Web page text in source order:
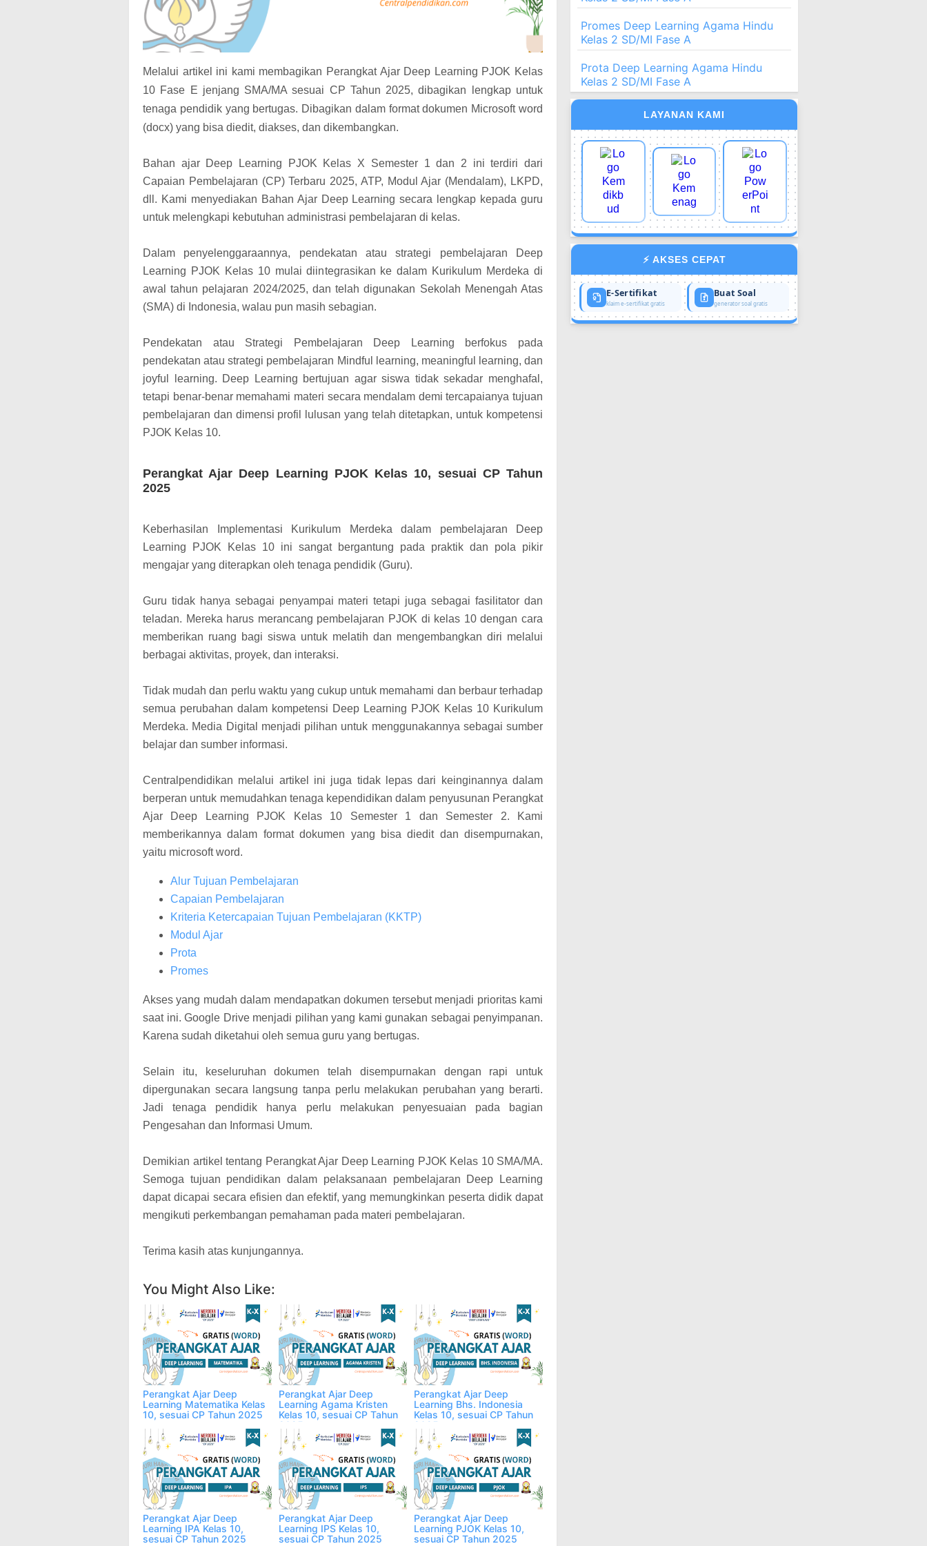
Melalui artikel ini kami membagikan Perangkat Ajar Deep Learning PJOK Kelas
10 Fase E jenjang SMA/MA sesuai CP Tahun 2025, dibagikan lengkap untuk
tenaga pendidik yang bertugas. Dibagikan dalam format dokumen Microsoft word
(docx) yang bisa diedit, diakses, dan dikembangkan.
Bahan ajar Deep Learning PJOK Kelas X Semester 1 dan 2 ini terdiri dari
Capaian Pembelajaran (CP) Terbaru 2025, ATP, Modul Ajar (Mendalam), LKPD,
dll. Kami menyediakan Bahan Ajar Deep Learning secara lengkap kepada guru
untuk melengkapi kebutuhan administrasi pembelajaran di kelas.
Dalam penyelenggaraannya, pendekatan atau strategi pembelajaran Deep
Learning PJOK Kelas 10 mulai diintegrasikan ke dalam Kurikulum Merdeka di
awal tahun pelajaran 2024/2025, dan telah digunakan Sekolah Menengah Atas
(SMA) di Indonesia, walau pun masih sebagian.
Pendekatan atau Strategi Pembelajaran Deep Learning berfokus pada
pendekatan atau strategi pembelajaran Mindful learning, meaningful learning, dan
joyful learning. Deep Learning bertujuan agar siswa tidak sekadar menghafal,
tetapi benar-benar memahami materi secara mendalam demi tercapaianya tujuan
pembelajaran dan dimensi profil lulusan yang telah ditetapkan, untuk kompetensi
PJOK Kelas 10.
Perangkat Ajar Deep Learning PJOK Kelas 10, sesuai CP Tahun
2025
Keberhasilan Implementasi Kurikulum Merdeka dalam pembelajaran Deep
Learning PJOK Kelas 10 ini sangat bergantung pada praktik dan pola pikir
mengajar yang diterapkan oleh tenaga pendidik (Guru).
Guru tidak hanya sebagai penyampai materi tetapi juga sebagai fasilitator dan
teladan. Mereka harus merancang pembelajaran PJOK di kelas 10 dengan cara
memberikan ruang bagi siswa untuk melatih dan mengembangkan diri melalui
berbagai aktivitas, proyek, dan interaksi.
Tidak mudah dan perlu waktu yang cukup untuk memahami dan berbaur terhadap
semua perubahan dalam kompetensi Deep Learning PJOK Kelas 10 Kurikulum
Merdeka. Media Digital menjadi pilihan untuk menggunakannya sebagai sumber
belajar dan sumber informasi.
Centralpendidikan melalui artikel ini juga tidak lepas dari keinginannya dalam
berperan untuk memudahkan tenaga kependidikan dalam penyusunan Perangkat
Ajar Deep Learning PJOK Kelas 10 Semester 1 dan Semester 2. Kami
memberikannya dalam format dokumen yang bisa diedit dan disempurnakan,
yaitu microsoft word.
Alur Tujuan Pembelajaran
Capaian Pembelajaran
Kriteria Ketercapaian Tujuan Pembelajaran (KKTP)
Modul Ajar
Prota
Promes
Akses yang mudah dalam mendapatkan dokumen tersebut menjadi prioritas kami
saat ini. Google Drive menjadi pilihan yang kami gunakan sebagai penyimpanan.
Karena sudah diketahui oleh semua guru yang bertugas.
Selain itu, keseluruhan dokumen telah disempurnakan dengan rapi untuk
dipergunakan secara langsung tanpa perlu melakukan perubahan yang berarti.
Jadi tenaga pendidik hanya perlu melakukan penyesuaian pada bagian
Pengesahan dan Informasi Umum.
Demikian artikel tentang Perangkat Ajar Deep Learning PJOK Kelas 10 SMA/MA.
Semoga tujuan pendidikan dalam pelaksanaan pembelajaran Deep Learning
dapat dicapai secara efisien dan efektif, yang memungkinkan peserta didik dapat
mengikuti perkembangan pemahaman pada materi pembelajaran.
Terima kasih atas kunjungannya.
You Might Also Like:
Perangkat Ajar Deep
Learning Matematika Kelas
10, sesuai CP Tahun 2025
Perangkat Ajar Deep
Learning Agama Kristen
Kelas 10, sesuai CP Tahun
2025
Perangkat Ajar Deep
Learning Bhs. Indonesia
Kelas 10, sesuai CP Tahun
2025
Perangkat Ajar Deep
Learning IPA Kelas 10,
sesuai CP Tahun 2025
Perangkat Ajar Deep
Learning IPS Kelas 10,
sesuai CP Tahun 2025
Perangkat Ajar Deep
Learning PJOK Kelas 10,
sesuai CP Tahun 2025
Promes Deep Learning Agama Hindu
Kelas 2 SD/MI Fase A
Prota Deep Learning Agama Hindu
Kelas 2 SD/MI Fase A
LAYANAN KAMI
⚡ AKSES CEPAT
E-Sertifikat
klaim e-sertifikat gratis
Buat Soal
generator soal gratis